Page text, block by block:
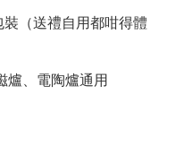
（送禮自用都咁得體
爐、電陶爐通用